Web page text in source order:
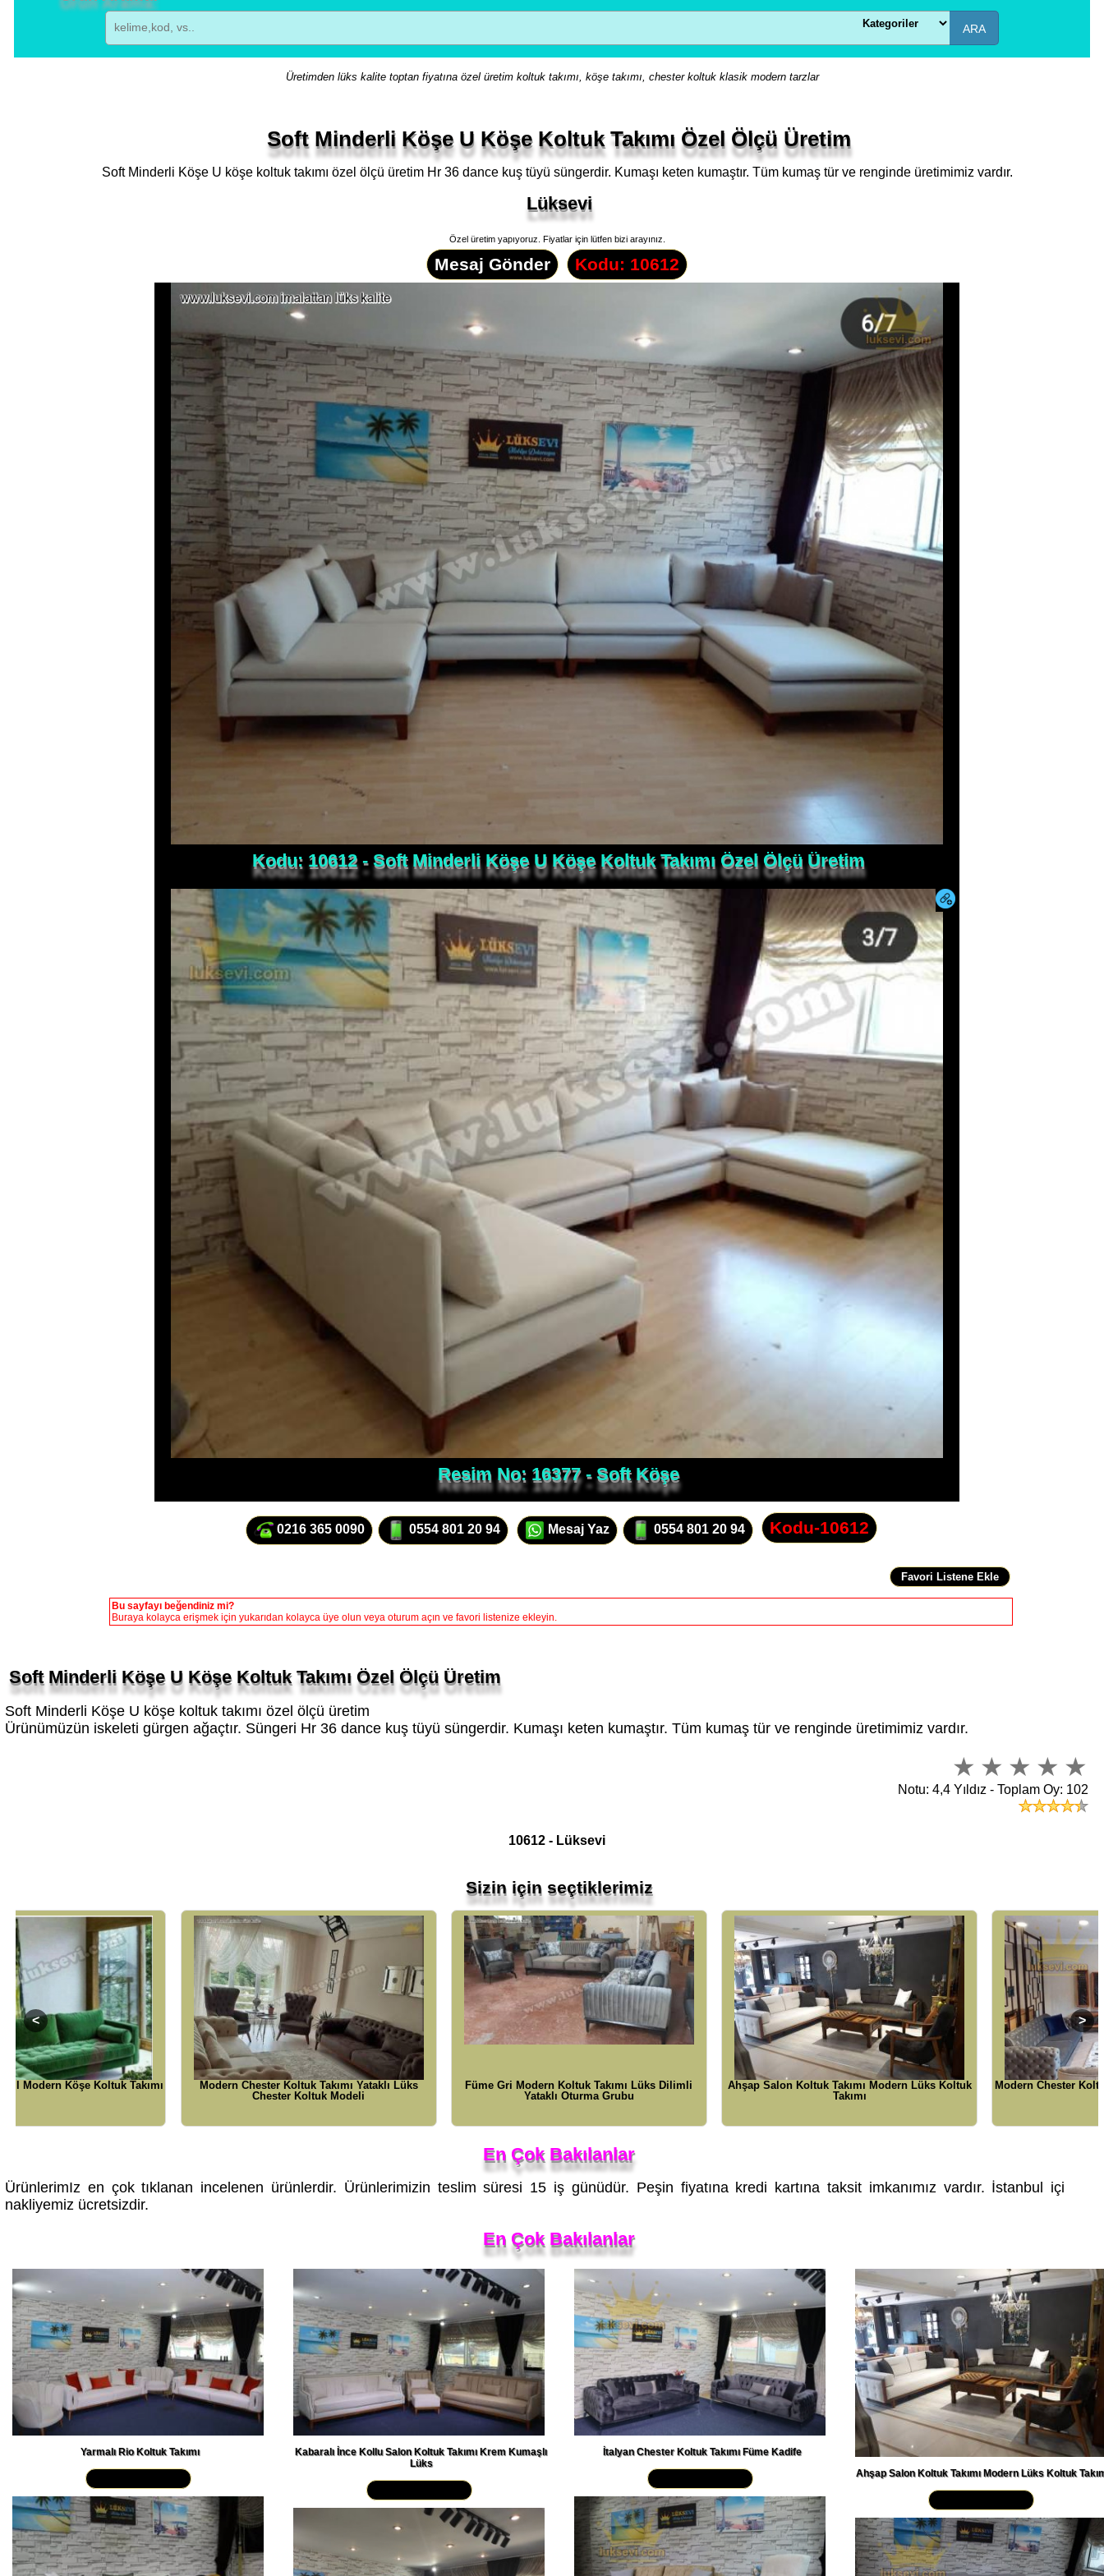
ARA
Üretimden lüks kalite toptan fiyatına özel üretim koltuk takımı, köşe takımı, chester koltuk klasik modern tarzlar
Soft Minderli Köşe U Köşe Koltuk Takımı Özel Ölçü Üretim
Soft Minderli Köşe U köşe koltuk takımı özel ölçü üretim Hr 36 dance kuş tüyü süngerdir. Kumaşı keten kumaştır. Tüm kumaş tür ve renginde üretimimiz vardır.
Lüksevi
Özel üretim yapıyoruz. Fiyatlar için lütfen bizi arayınız.
Mesaj Gönder Kodu: 10612
Kodu: 10612 - Soft Minderli Köşe U Köşe Koltuk Takımı Özel Ölçü Üretim
Resim No: 16377 - Soft Köşe
0216 365 0090 0554 801 20 94 Mesaj Yaz 0554 801 20 94 Kodu-10612
Bu sayfayı beğendiniz mi?
Buraya kolayca erişmek için yukarıdan kolayca üye olun veya oturum açın ve favori listenize ekleyin.
Soft Minderli Köşe U Köşe Koltuk Takımı Özel Ölçü Üretim
Soft Minderli Köşe U köşe koltuk takımı özel ölçü üretim
Ürünümüzün iskeleti gürgen ağaçtır. Süngeri Hr 36 dance kuş tüyü süngerdir. Kumaşı keten kumaştır. Tüm kumaş tür ve renginde üretimimiz vardır.
Notu: 4,4 Yıldız - Toplam Oy: 102
10612 - Lüksevi
Sizin için seçtiklerimiz
Modern Chester Koltuk Takımı Yataklı Lüks
Füme Gri Modern Koltuk Takımı Lüks Dilimli
Yataklı Oturma Grubu
Ahşap Salon Koltuk Takımı Modern Lüks Koltuk
Modern Chester Koltuk Takımı Yataklı Mavi Füme
En Çok Bakılanlar
ÜrünlerimIz en çok tıklanan incelenen ürünlerdir. Ürünlerimizin teslim süresi 15 iş günüdür. Peşin fiyatına kredi kartına taksit imkanımız vardır. İstanbul içi
nakliyemiz ücretsizdir.
En Çok Bakılanlar
Yarmalı Rio Koltuk Takımı
Kabaralı İnce Kollu Salon Koltuk Takımı Krem Kumaşlı
Lüks
İtalyan Chester Koltuk Takımı Füme Kadife
Ahşap Salon Koltuk Takımı Modern Lüks Koltuk